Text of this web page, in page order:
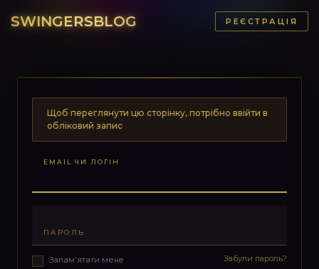
SWINGERSBLOG РЕЄСТРАЦІЯ
Щоб переглянути цю сторінку, потрібно ввійти в
обліковий запис
EMAIL ЧИ ЛОГІН
ПАРОЛЬ
Запам'ятати мене Забули пароль?